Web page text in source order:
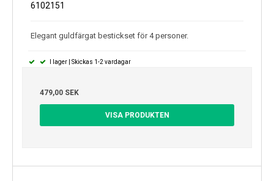
6102151
Elegant guldfärgat bestickset för 4 personer.
I lager | Skickas 1-2 vardagar
479,00 SEK
VISA PRODUKTEN